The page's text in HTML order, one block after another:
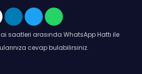
saatleri arasında WhatsApp Hattı ile
cevap bulabilirsiniz.